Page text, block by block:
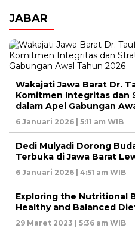
JABAR
Wakajati Jawa Barat Dr.
Komitmen Integritas dan
dalam Apel Gabungan
6 Januari 2026 | 5:11 am WIB
Dedi Mulyadi Dorong
Terbuka di Jawa Barat
6 Januari 2026 | 4:51 am WIB
Exploring the Nutritional
Healthy and Balanced
29 Maret 2023 | 5:36 am WIB